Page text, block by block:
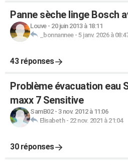
Panne sèche linge Bosch
Louve- 20 juin 2013 à 18:11
_bonnannee- 5 janv. 2026 à
43 réponses
Problème évacuation eau
maxx 7 Sensitive
SamB02- 3 nov. 2012 à 11:06
Elisabeth- 22 nov. 2021 à 21:04
30 réponses